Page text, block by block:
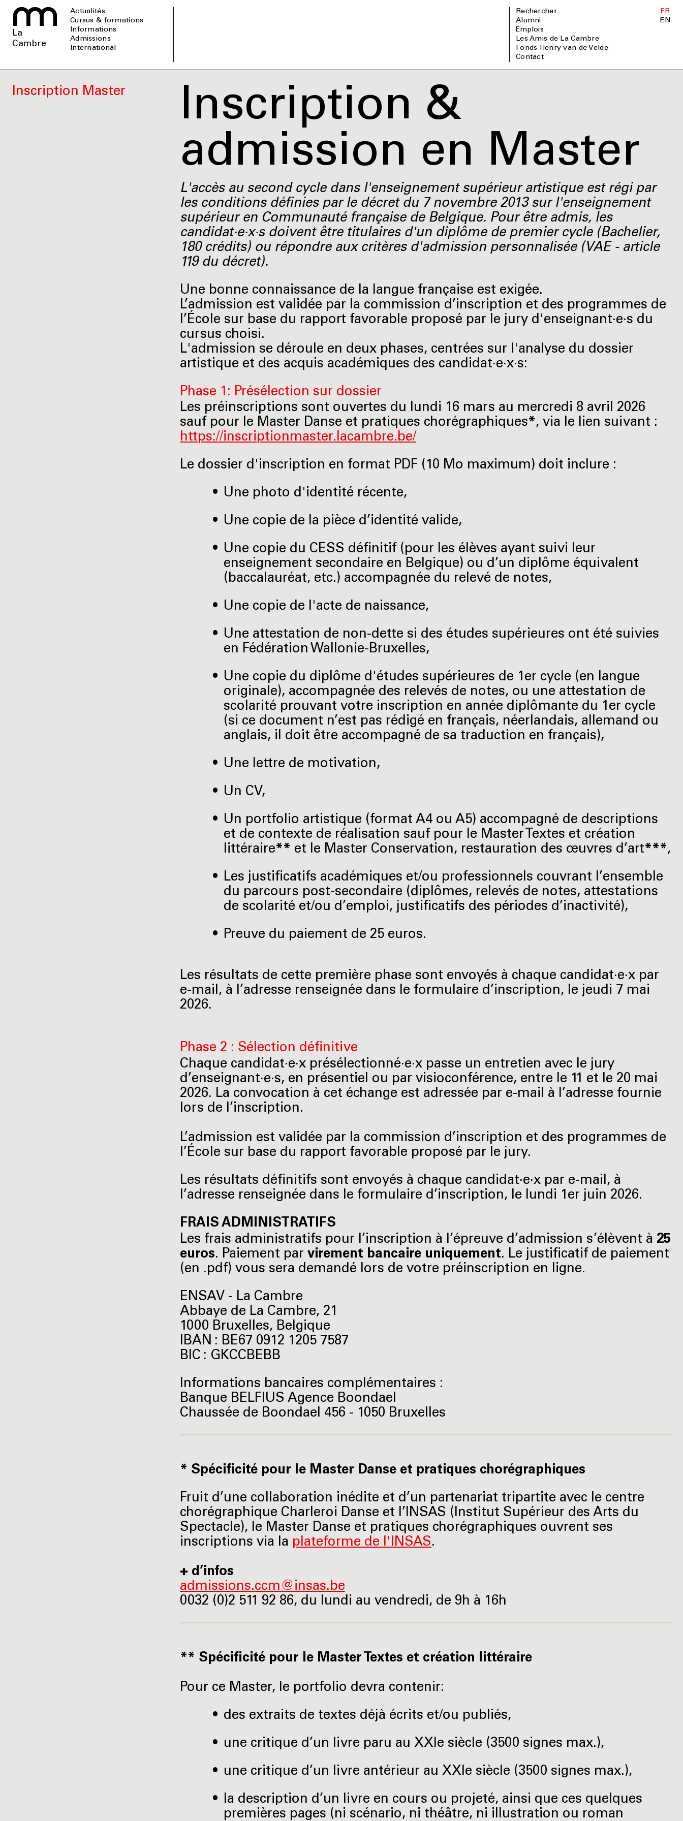
La
Cambre
Actualités
Cursus & formations
informations
admissions
international
Rechercher
Alumni
Emplois
Les Amis de La Cambre
Fonds Henry van de Velde
Contact
FR
EN
Inscription Master
Inscription &
admission en Master
L'accès au second cycle dans l'enseignement supérieur artistique est régi par
les conditions définies par le décret du 7 novembre 2013 sur l'enseignement
supérieur en Communauté française de Belgique. Pour être admis, les
candidat·e·x·s doivent être titulaires d'un diplôme de premier cycle (Bachelier,
180 crédits) ou répondre aux critères d'admission personnalisée (VAE - article
119 du décret).
Une bonne connaissance de la langue française est exigée.
L’admission est validée par la commission d’inscription et des programmes de
l’École sur base du rapport favorable proposé par le jury d'enseignant·e·s du
cursus choisi.
L'admission se déroule en deux phases, centrées sur l'analyse du dossier
artistique et des acquis académiques des candidat·e·x·s:
Phase 1: Présélection sur dossier
Les préinscriptions sont ouvertes du lundi 16 mars au mercredi 8 avril 2026
sauf pour le Master Danse et pratiques chorégraphiques*, via le lien suivant :
https://inscriptionmaster.lacambre.be/
Le dossier d'inscription en format PDF (10 Mo maximum) doit inclure :
Une photo d'identité récente,
Une copie de la pièce d’identité valide,
Une copie du CESS définitif (pour les élèves ayant suivi leur
enseignement secondaire en Belgique) ou d’un diplôme équivalent
(baccalauréat, etc.) accompagnée du relevé de notes,
Une copie de l'acte de naissance,
Une attestation de non-dette si des études supérieures ont été suivies
en Fédération Wallonie-Bruxelles,
Une copie du diplôme d'études supérieures de 1er cycle (en langue
originale), accompagnée des relevés de notes, ou une attestation de
scolarité prouvant votre inscription en année diplômante du 1er cycle
(si ce document n’est pas rédigé en français, néerlandais, allemand ou
anglais, il doit être accompagné de sa traduction en français),
Une lettre de motivation,
Un CV,
Un portfolio artistique (format A4 ou A5) accompagné de descriptions
et de contexte de réalisation sauf pour le Master Textes et création
littéraire** et le Master Conservation, restauration des œuvres d’art***,
Les justificatifs académiques et/ou professionnels couvrant l’ensemble
du parcours post-secondaire (diplômes, relevés de notes, attestations
de scolarité et/ou d’emploi, justificatifs des périodes d’inactivité),
Preuve du paiement de 25 euros.
Les résultats de cette première phase sont envoyés à chaque candidat·e·x par
e-mail, à l’adresse renseignée dans le formulaire d’inscription, le jeudi 7 mai
2026.
Phase 2 : Sélection définitive
Chaque candidat·e·x présélectionné·e·x passe un entretien avec le jury
d’enseignant·e·s, en présentiel ou par visioconférence, entre le 11 et le 20 mai
2026. La convocation à cet échange est adressée par e-mail à l’adresse fournie
lors de l’inscription.
L’admission est validée par la commission d’inscription et des programmes de
l’École sur base du rapport favorable proposé par le jury.
Les résultats définitifs sont envoyés à chaque candidat·e·x par e-mail, à
l’adresse renseignée dans le formulaire d’inscription, le lundi 1er juin 2026.
FRAIS ADMINISTRATIFS
Les frais administratifs pour l’inscription à l’épreuve d’admission s’élèvent à 25
euros. Paiement par virement bancaire uniquement. Le justificatif de paiement
(en .pdf) vous sera demandé lors de votre préinscription en ligne.
ENSAV - La Cambre
Abbaye de La Cambre, 21
1000 Bruxelles, Belgique
IBAN : BE67 0912 1205 7587
BIC : GKCCBEBB
Informations bancaires complémentaires :
Banque BELFIUS Agence Boondael
Chaussée de Boondael 456 - 1050 Bruxelles
* Spécificité pour le Master Danse et pratiques chorégraphiques
Fruit d’une collaboration inédite et d’un partenariat tripartite avec le centre
chorégraphique Charleroi Danse et l’INSAS (Institut Supérieur des Arts du
Spectacle), le Master Danse et pratiques chorégraphiques ouvrent ses
inscriptions via la plateforme de l'INSAS.
+ d’infos
admissions.ccm@insas.be
0032 (0)2 511 92 86, du lundi au vendredi, de 9h à 16h
** Spécificité pour le Master Textes et création littéraire
Pour ce Master, le portfolio devra contenir:
des extraits de textes déjà écrits et/ou publiés,
une critique d’un livre paru au XXIe siècle (3500 signes max.),
une critique d’un livre antérieur au XXIe siècle (3500 signes max.),
la description d’un livre en cours ou projeté, ainsi que ces quelques
premières pages (ni scénario, ni théâtre, ni illustration ou roman